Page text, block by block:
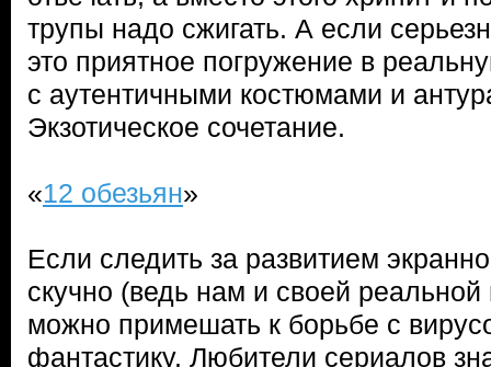
трупы надо сжигать. А если
это приятное погружение в
с аутентичными костюмами и
Экзотическое сочетание.
«12 обезьян»
Если следить за развитием
скучно (ведь нам и своей реальной
можно примешать к борьбе с
фантастику. Любители сериалов